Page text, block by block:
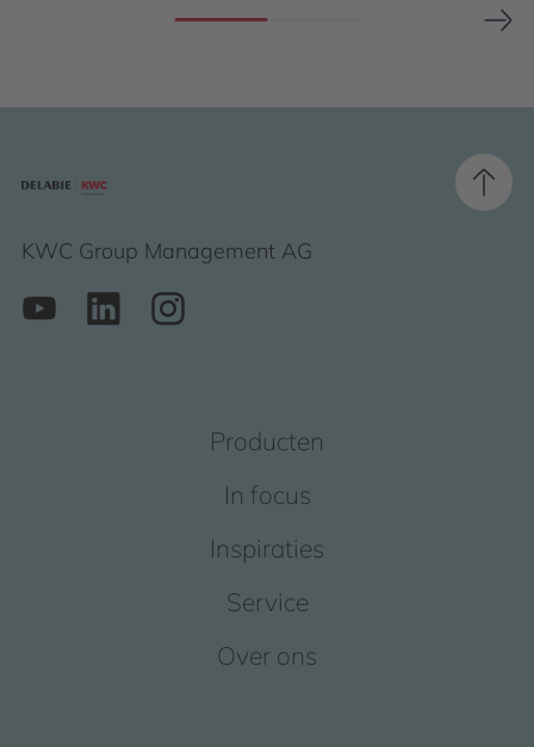
KWC Group Management AG
Producten
In focus
Inspiraties
Service
Over ons